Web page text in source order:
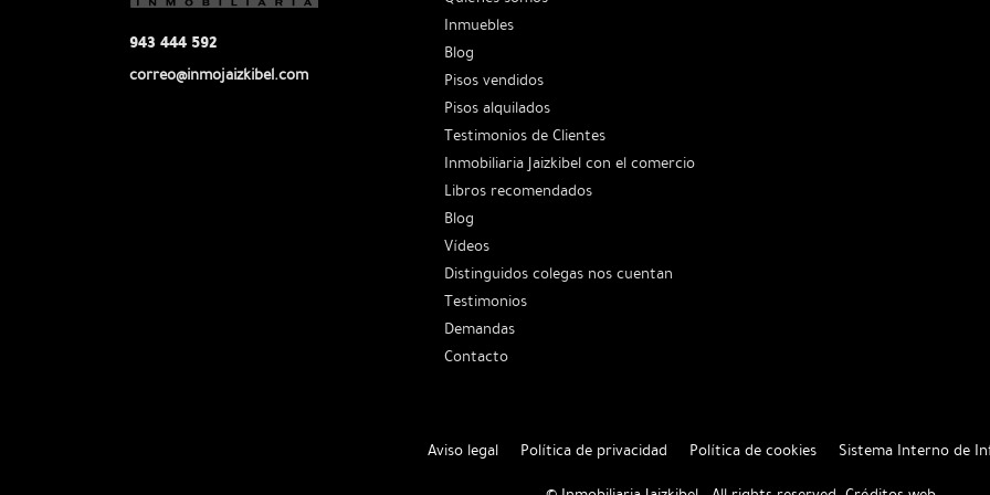
943 444 592
correo@inmojaizkibel.com
Inmuebles
Blog
Pisos vendidos
Pisos alquilados
Testimonios de Clientes
Inmobiliaria Jaizkibel con el comercio
Libros recomendados
Blog
Vídeos
Distinguidos colegas nos cuentan
Testimonios
Demandas
Contacto
Aviso legal Política de privacidad Política de cookies
Sistema Interno de